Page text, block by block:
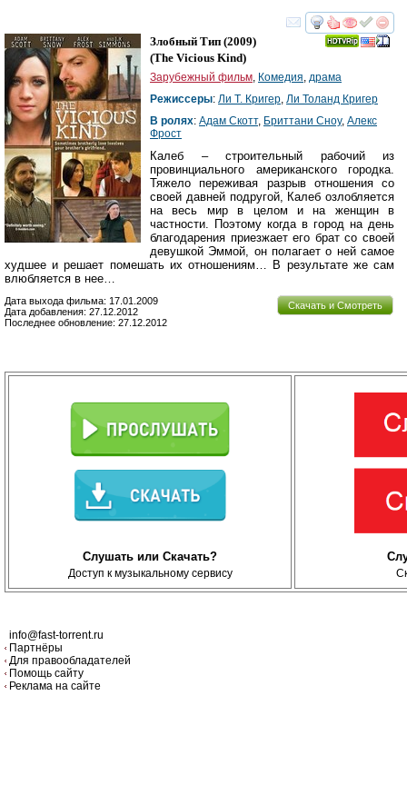
смотреть
Злобный Тип (2009)
(The Vicious Kind)
Зарубежный фильм, Комедия, драма
Режиссеры: Ли Т. Кригер, Ли Толанд Кригер
В ролях: Адам Скотт, Бриттани Сноу, Алекс
Фрост
Калеб – строительный рабочий из
провинциального американского городка.
Тяжело переживая разрыв отношения со
своей давней подругой, Калеб озлобляется
на весь мир в целом и на женщин в
частности. Поэтому когда в город на день
благодарения приезжает его брат со своей
девушкой Эммой, он полагает о ней самое
худшее и решает помешать их отношениям… В результате же сам
влюбляется в нее…
Скачать и Смотреть
Дата выхода фильма: 17.01.2009
Дата добавления: 27.12.2012
Последнее обновление: 27.12.2012
Слушать или Скачать?
Доступ к музыкальному сервису
info@fast-torrent.ru
Партнёры
Для правообладателей
Помощь сайту
Реклама на сайте